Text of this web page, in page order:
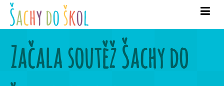
Začala soutěž Šachy do